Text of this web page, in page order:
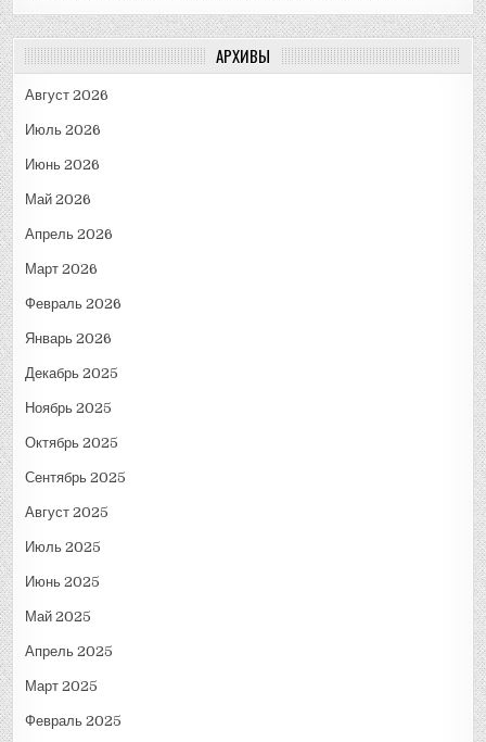
АРХИВЫ
Август 2026
Июль 2026
Июнь 2026
Май 2026
Апрель 2026
Март 2026
Февраль 2026
Январь 2026
Декабрь 2025
Ноябрь 2025
Октябрь 2025
Сентябрь 2025
Август 2025
Июль 2025
Июнь 2025
Май 2025
Апрель 2025
Март 2025
Февраль 2025